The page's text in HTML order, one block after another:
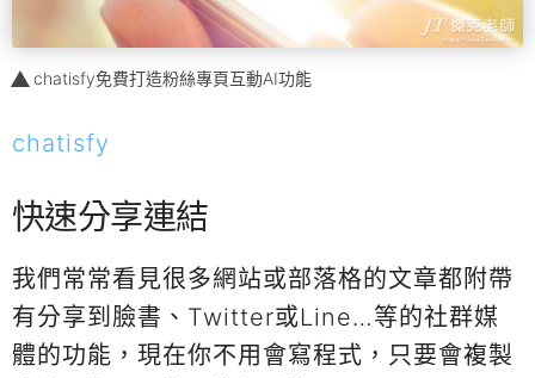
chatisfy免費打造粉絲專頁互動AI功能
chatisfy
快速分享連結
我們常常看見很多網站或部落格的文章都附帶
有分享到臉書、Twitter或Line…等的社群媒
體的功能，現在你不用會寫程式，只要會複製